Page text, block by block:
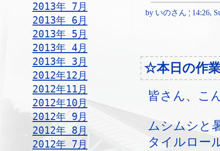
2013年 7月
2013年 6月
2013年 5月
2013年 4月
2013年 3月
2012年12月
2012年11月
2012年10月
2012年 9月
2012年 8月
2012年 7月
by いのさん ¦ 14:26,
☆本日の作
皆さん、こ
ムシムシと
タイルロー